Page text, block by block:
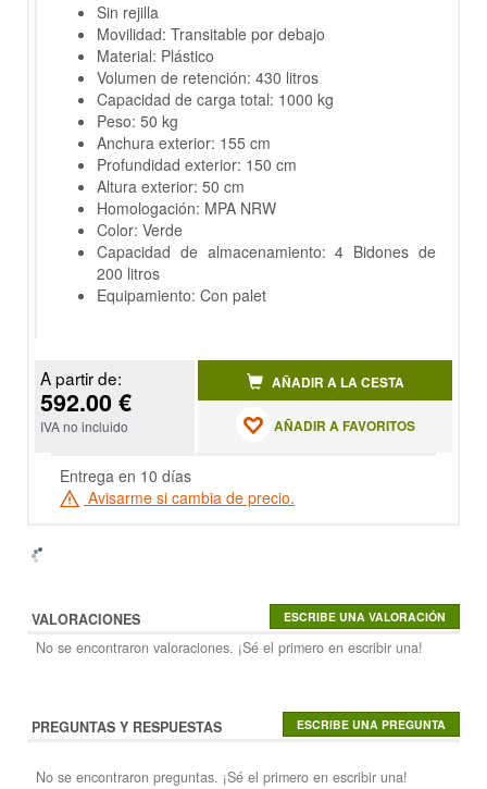
Sin rejilla
Movilidad: Transitable por debajo
Material: Plástico
Volumen de retención: 430 litros
Capacidad de carga total: 1000 kg
Peso: 50 kg
Anchura exterior: 155 cm
Profundidad exterior: 150 cm
Altura exterior: 50 cm
Homologación: MPA NRW
Color: Verde
Capacidad de almacenamiento: 4 Bidones de
200 litros
Equipamiento: Con palet
A partir de:
592.00 €
IVA no incluido
AÑADIR A LA CESTA
AÑADIR A FAVORITOS
Entrega en 10 días
Avisarme si cambia de precio.
VALORACIONES
No se encontraron valoraciones. ¡Sé el primero en escribir una!
PREGUNTAS Y RESPUESTAS
No se encontraron preguntas. ¡Sé el primero en escribir una!